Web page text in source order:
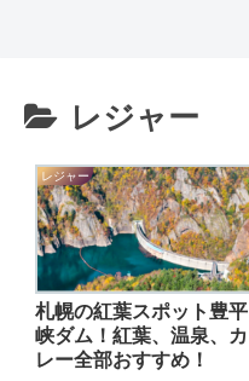
レジャー
レジャー
札幌の紅葉スポット豊平
峡ダム！紅葉、温泉、カ
レー全部おすすめ！